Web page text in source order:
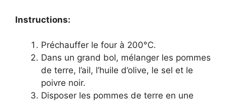
Instructions:
Préchauffer le four à 200°C.
Dans un grand bol, mélanger les pommes
de terre, l’ail, l’huile d’olive, le sel et le
poivre noir.
Disposer les pommes de terre en une